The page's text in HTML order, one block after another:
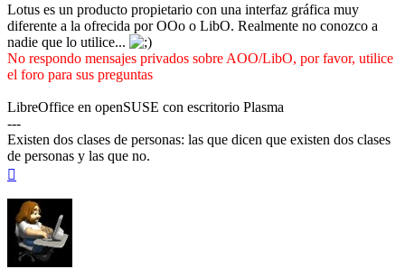
Lotus es un producto propietario con una interfaz gráfica muy
diferente a la ofrecida por OOo o LibO. Realmente no conozco a
nadie que lo utilice...
No respondo mensajes privados sobre AOO/LibO, por favor, utilice
el foro para sus preguntas
LibreOffice en openSUSE con escritorio Plasma
---
Existen dos clases de personas: las que dicen que existen dos clases
de personas y las que no.